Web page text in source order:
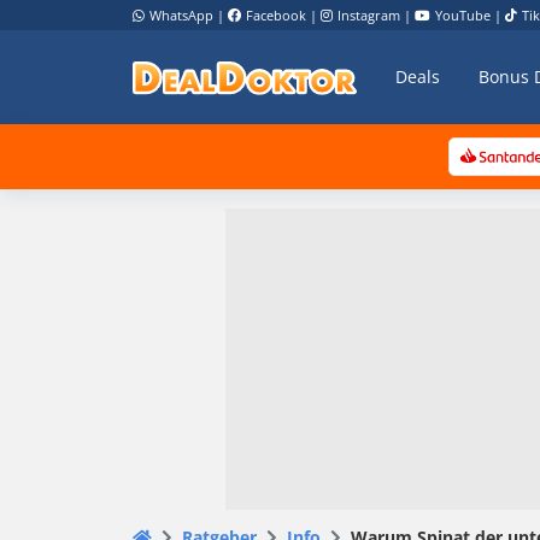
WhatsApp | Facebook | Instagram | YouTube |
Deals Bonus